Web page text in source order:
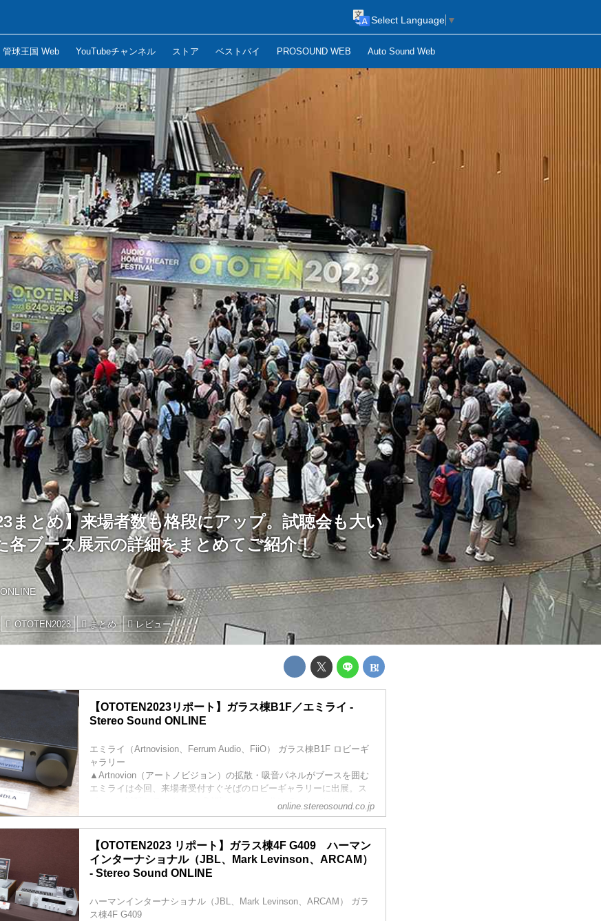
管球王国 Web YouTubeチャンネル ストア ベストバイ PROSOUND WEB Auto Sound Web
Select Language ▼
まとめ】来場者数も格段にアップ。試聴会も大い
各ブース展示の詳細をまとめてご紹介！
OTOTEN2023 まとめ レビュー
【OTOTEN2023リポート】ガラス棟B1F／エミライ -
Stereo Sound ONLINE
エミライ（Artnovision、Ferrum Audio、FiiO） ガラス棟B1F ロビーギ
ャラリー
▲Artnovion（アートノビジョン）の拡散・吸音パネルがブースを囲む
エミライは今回、来場者受付すぐそばのロビーギャラリーに出展。ス
ピーカー試聴とデスクトップ試聴のゾーンを分けていた。それぞれの
ゾーンを囲むのは、新たに輸入を開始するArtnovion（アートノビジョ
ン）の音響パネルだ。こちらは音響施工・設計やパネルの製造を行な
うポルトガルのメーカーで、パネルがルームアコースティック...
online.stereosound.co.jp
【OTOTEN2023 リポート】ガラス棟4F G409 ハーマン
インターナショナル（JBL、Mark Levinson、ARCAM）
- Stereo Sound ONLINE
ハーマンインターナショナル（JBL、Mark Levinson、ARCAM） ガラ
ス棟4F G409